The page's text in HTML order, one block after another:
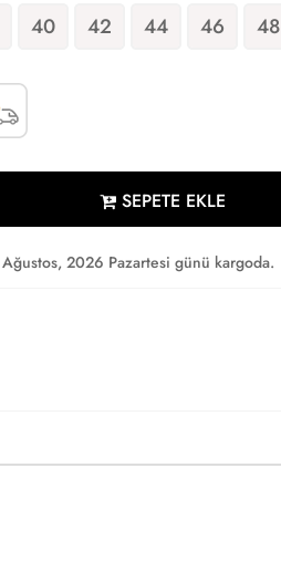
40 42 44 46 48
SEPETE EKLE
2026 Pazartesi günü kargoda.